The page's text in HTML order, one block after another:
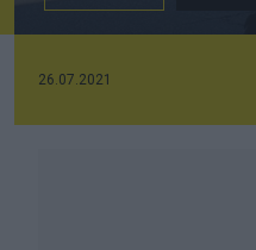
26.07.2021